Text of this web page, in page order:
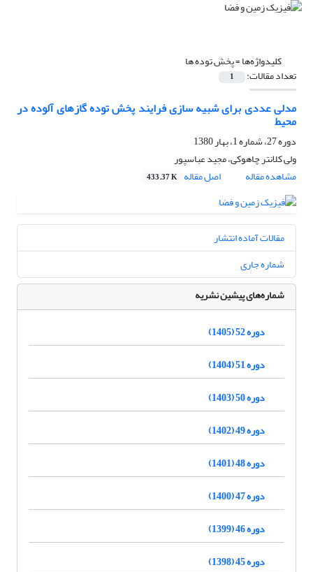
کلیدواژه‌ها =پخش توده ها
تعداد مقالات: 1
مدلی عددی برای شبیه سازی فرایند پخش توده گازهای آلوده در
محیط
دوره 27، شماره 1، بهار 1380
ولی کلانتر چاهوکی، مجید عباسپور
مشاهده مقاله
اصل مقاله 433.37 K
مقالات آماده انتشار
شماره جاری
شماره‌های پیشین نشریه
دوره 52 (1405)
دوره 51 (1404)
دوره 50 (1403)
دوره 49 (1402)
دوره 48 (1401)
دوره 47 (1400)
دوره 46 (1399)
دوره 45 (1398)